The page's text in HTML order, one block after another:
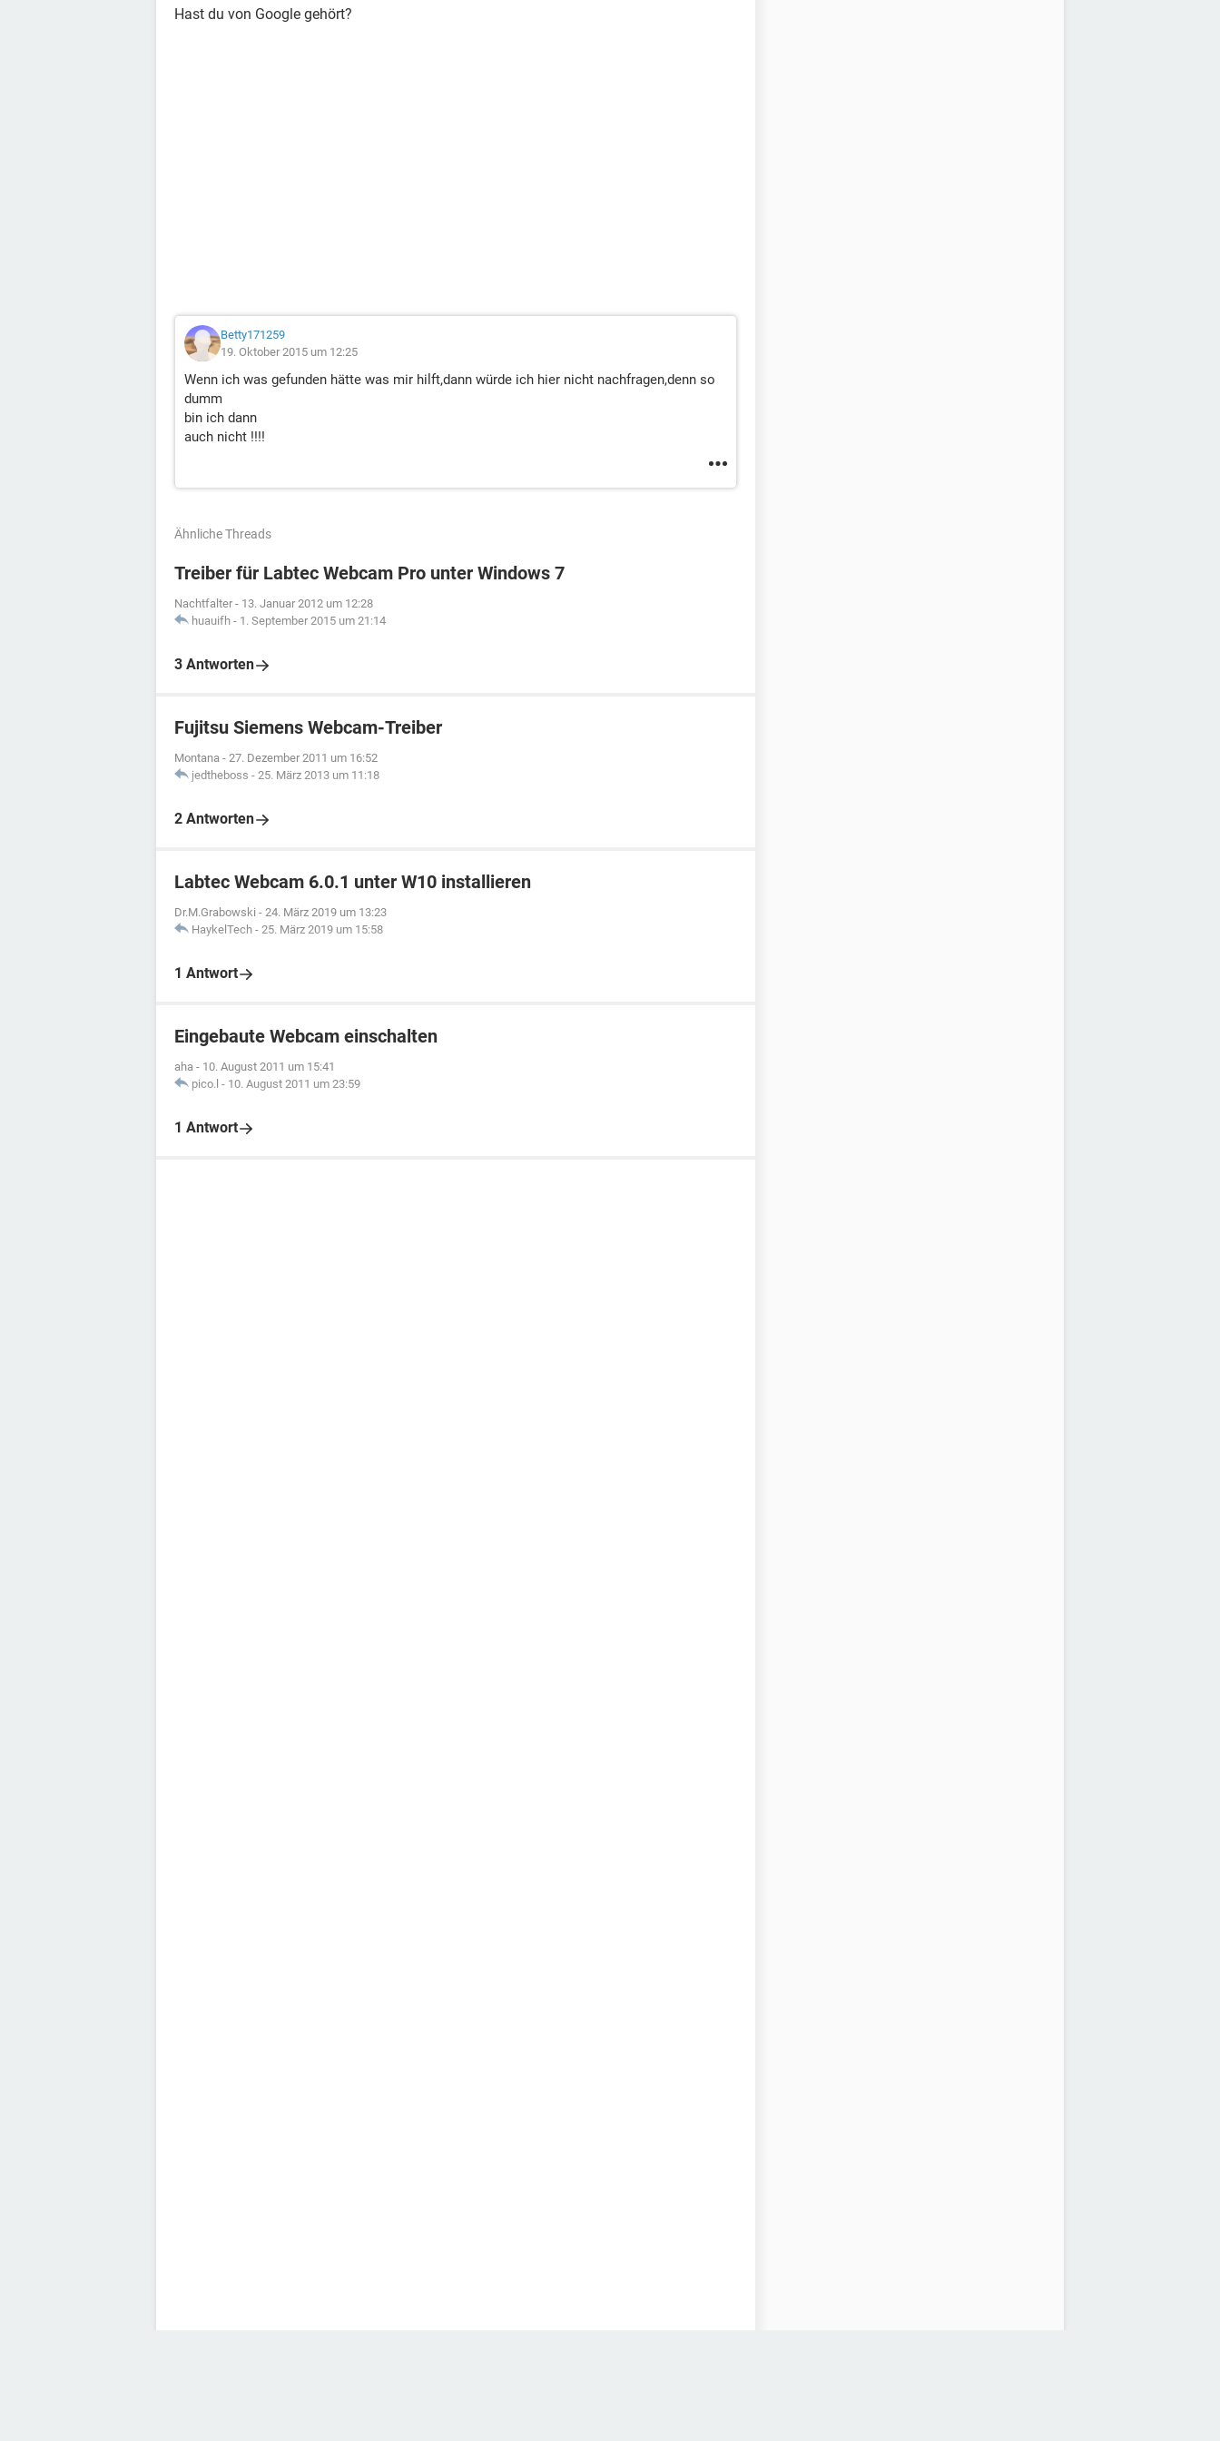
Hast du von Google gehört?
Betty171259
19. Oktober 2015 um 12:25
Wenn ich was gefunden hätte was mir hilft,dann würde ich hier nicht nachfragen,denn so
dumm
bin ich dann
auch nicht !!!!
Ähnliche Threads
Treiber für Labtec Webcam Pro unter Windows 7
Nachtfalter - 13. Januar 2012 um 12:28
huauifh - 1. September 2015 um 21:14
3 Antworten
Fujitsu Siemens Webcam-Treiber
Montana - 27. Dezember 2011 um 16:52
jedtheboss - 25. März 2013 um 11:18
2 Antworten
Labtec Webcam 6.0.1 unter W10 installieren
Dr.M.Grabowski - 24. März 2019 um 13:23
HaykelTech - 25. März 2019 um 15:58
1 Antwort
Eingebaute Webcam einschalten
aha - 10. August 2011 um 15:41
pico.l - 10. August 2011 um 23:59
1 Antwort